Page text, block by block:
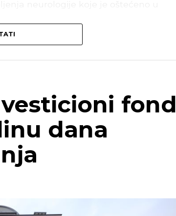
osoblje i pacijenti vratiti
fond
dana